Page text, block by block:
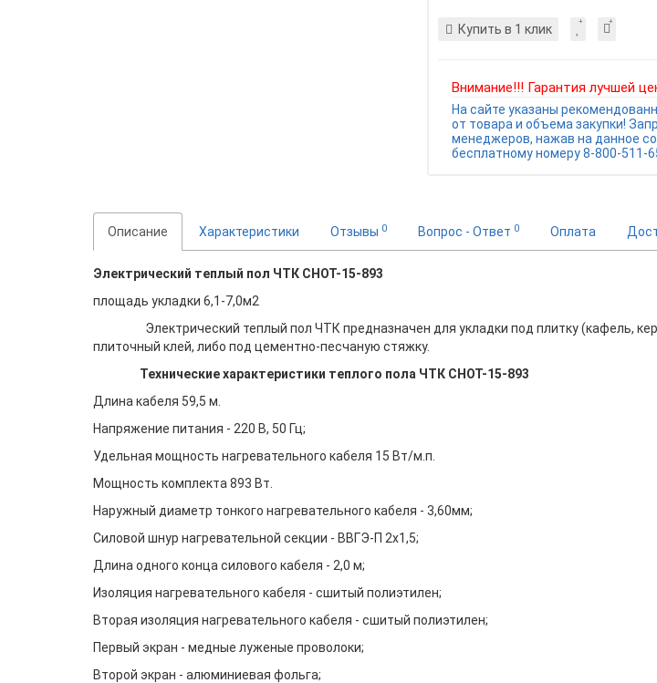
Купить в 1 клик
Внимание!!! Гарантия лучшей
На сайте указаны
от товара и объема закупки!
менеджеров, нажав на данное
бесплатному номеру 8-800-511-
Описание Характеристики Отзывы 0 Вопрос - Ответ 0 Оплата
Электрический теплый пол ЧТК СНОТ-15-893
площадь укладки 6,1-7,0м2
Электрический теплый пол ЧТК предназначен для укладки под плитку (кафель,
плиточный клей, либо под цементно-песчаную стяжку.
Технические характеристики теплого пола ЧТК СНОТ-15-893
Длина кабеля 59,5 м.
Напряжение питания - 220 В, 50 Гц;
Удельная мощность нагревательного кабеля 15 Вт/м.п.
Мощность комплекта 893 Вт.
Наружный диаметр тонкого нагревательного кабеля - 3,60мм;
Силовой шнур нагревательной секции - ВВГЭ-П 2х1,5;
Длина одного конца силового кабеля - 2,0 м;
Изоляция нагревательного кабеля - сшитый полиэтилен;
Вторая изоляция нагревательного кабеля - сшитый полиэтилен;
Первый экран - медные луженые проволоки;
Второй экран - алюминиевая фольга;